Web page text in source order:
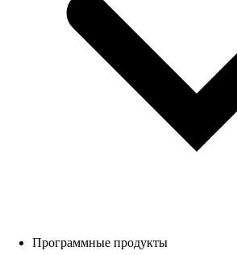
Программные продукты